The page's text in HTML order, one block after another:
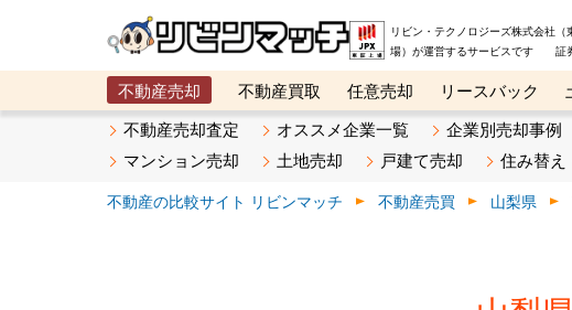
リビン・テクノロジーズ株式会社（
場）が運営するサービスです 証
不動産売却 不動産買取 任意売却 リースバック
メタ住宅展示場
ベスト不動産カンパニー オンライン講座
不動産売却査定 オススメ企業一覧 企業別売却事例
マンション売却
土地売却 戸建て売却 住み替え
不動産の比較サイト リビンマッチ 不動産売買 山梨県